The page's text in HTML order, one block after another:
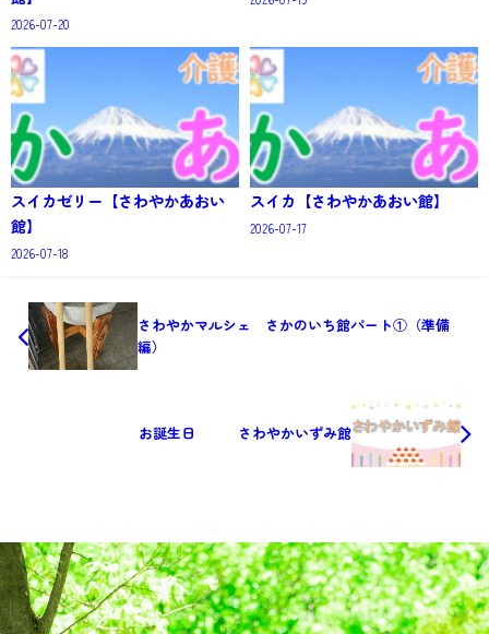
2026-07-20
スイカゼリー【さわやかあおい
館】
2026-07-18
スイカ【さわやかあおい館】
2026-07-17
さわやかマルシェ さかのいち館パート①（準備
編）
お誕生日 さわやかいずみ館